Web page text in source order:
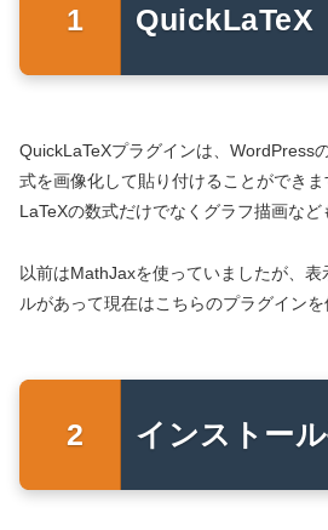
QuickLaTeX
QuickLaTeXプラグインは、WordPress
式を画像化して貼り付けることができま
LaTeXの数式だけでなくグラフ描画など
以前はMathJaxを使っていましたが、
ルがあって現在はこちらのプラグインを
インストー